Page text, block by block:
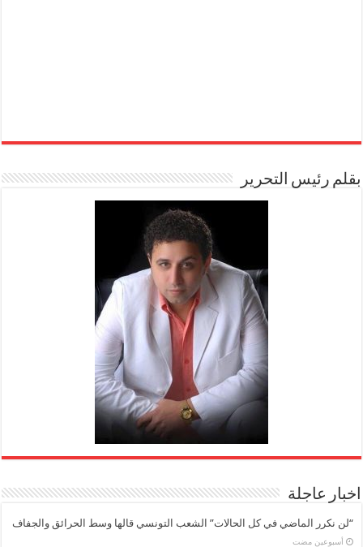
بقلم رئيس التحرير
اخبار عاجلة
“لن نكرر الماضي في كل الحالات” الشعب التونسي قالها وسط الحرائق والجفاف
‏أسبوعين مضت